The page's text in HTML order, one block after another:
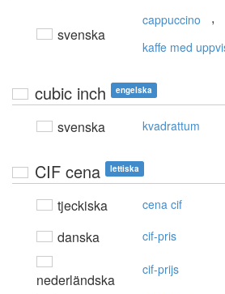
svenska
cappuccino ,
kaffe med
cubic inch engelska
svenska kvadrattum
CIF cena lettiska
tjeckiska cena cif
danska cif-pris
nederländska
cif-prijs